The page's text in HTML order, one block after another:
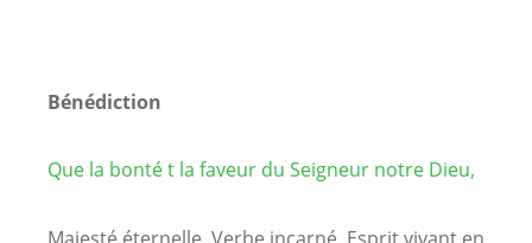
Bénédiction
Que la bonté t la faveur du Seigneur notre Dieu,
Majesté éternelle, Verbe incarné, Esprit vivant en